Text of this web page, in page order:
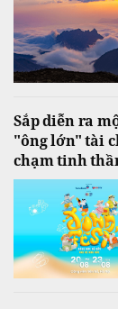
Sắp diễn ra
"ông lớn" tài
chạm tinh